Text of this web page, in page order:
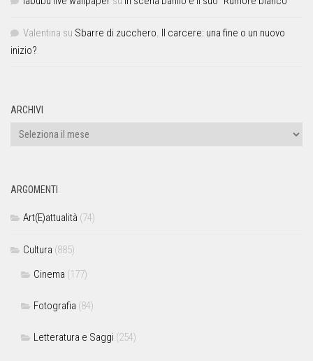
Valentina su Sbarre di zucchero. Il carcere: una fine o un nuovo
inizio?
ARCHIVI
ARGOMENTI
Art(E)attualità (74)
Cultura (885)
Cinema (177)
Fotografia (84)
Letteratura e Saggi (254)